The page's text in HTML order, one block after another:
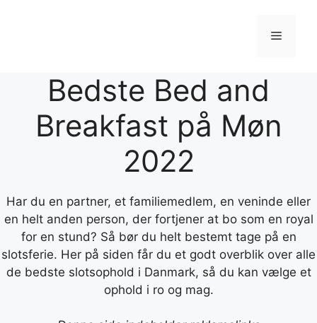
Menu
Bedste Bed and
Breakfast på Møn
2022
Har du en partner, et familiemedlem, en veninde eller
en helt anden person, der fortjener at bo som en royal
for en stund? Så bør du helt bestemt tage på en
slotsferie. Her på siden får du et godt overblik over alle
de bedste slotsophold i Danmark, så du kan vælge et
ophold i ro og mag.